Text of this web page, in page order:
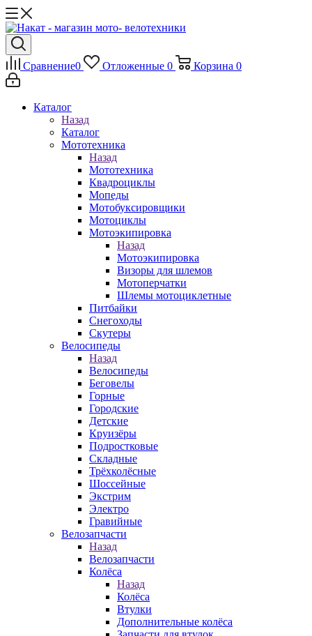
Сравнение0 Отложенные 0 Корзина 0
Каталог
Назад
Каталог
Мототехника
Назад
Мототехника
Квадроциклы
Мопеды
Мотобуксировщики
Мотоциклы
Мотоэкипировка
Назад
Мотоэкипировка
Визоры для шлемов
Мотоперчатки
Шлемы мотоциклетные
Питбайки
Снегоходы
Скутеры
Велосипеды
Назад
Велосипеды
Беговелы
Горные
Городские
Детские
Круизёры
Подростковые
Складные
Трёхколёсные
Шоссейные
Экстрим
Электро
Гравийные
Велозапчасти
Назад
Велозапчасти
Колёса
Назад
Колёса
Втулки
Дополнительные колёса